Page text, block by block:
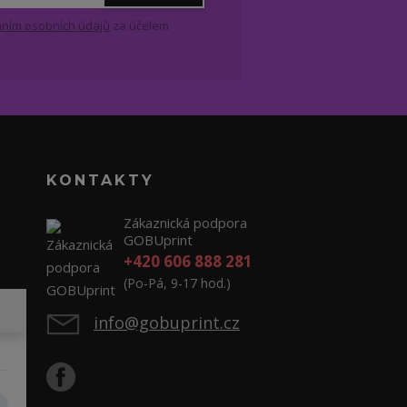
osobních údajů za účelem
KONTAKTY
Zákaznická podpora
GOBUprint
+420 606 888 281
(Po-Pá, 9-17 hod.)
info@gobuprint.cz